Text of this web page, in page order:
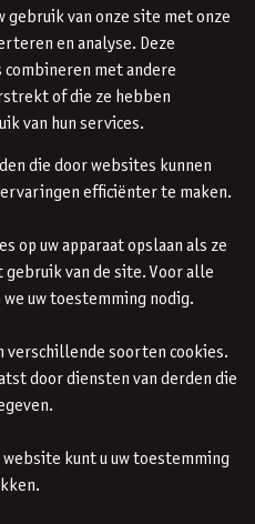
gebruik van onze site met onze
en analyse. Deze
combineren met andere
of die ze hebben
van hun services.
die door websites kunnen
efficiënter te maken.
op uw apparaat opslaan als ze
van de site. Voor alle
uw toestemming nodig.
verschillende soorten cookies.
door diensten van derden die
website kunt u uw toestemming